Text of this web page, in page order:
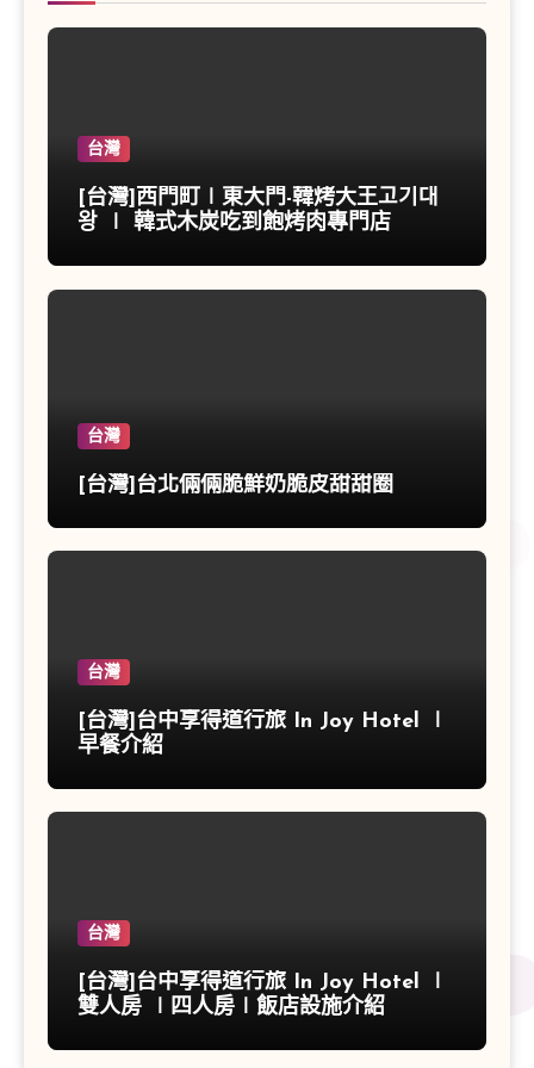
台灣
[台灣]西門町∣東大門-韓烤大王고기대
왕 ∣ 韓式木炭吃到飽烤肉專門店
台灣
[台灣]台北倆倆脆鮮奶脆皮甜甜圈
台灣
[台灣]台中享得道行旅 In Joy Hotel ∣
早餐介紹
台灣
[台灣]台中享得道行旅 In Joy Hotel ∣
雙人房 ∣四人房∣飯店設施介紹